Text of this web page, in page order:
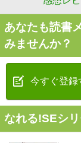
あなたも読書
みませんか？
今すぐ登録
なれる!SEシ